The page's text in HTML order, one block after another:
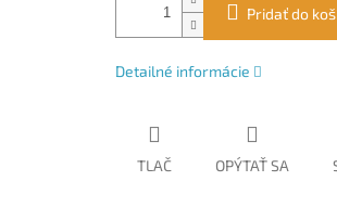
Pridať do
Detailné informácie
TLAČ OPÝTAŤ SA